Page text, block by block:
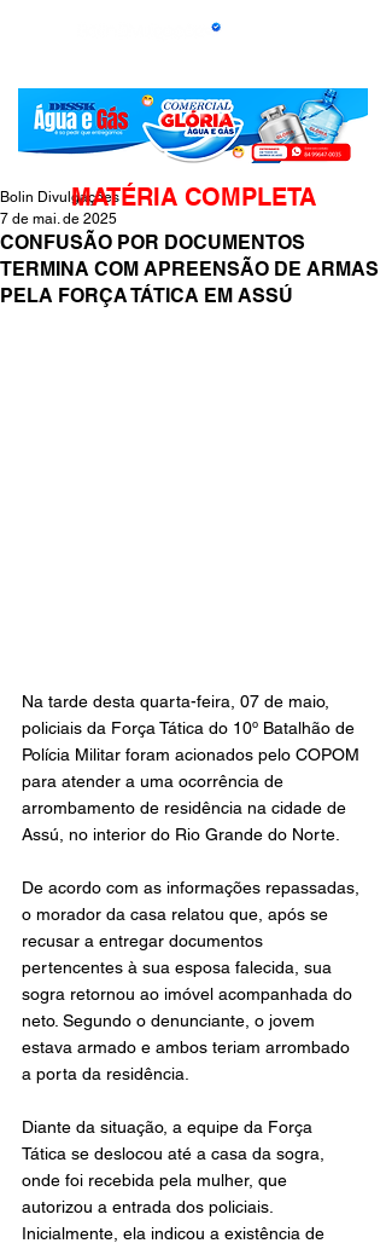
CONFUSÃO POR DOCUMENTOS
TERMINA COM APREENSÃO DE ARMAS
PELA FORÇA TÁTICA EM ASSÚ
Bolin Divulgações
7 de mai. de 2025
Na tarde desta quarta-feira, 07 de maio,
policiais da Força Tática do 10º Batalhão de
Polícia Militar foram acionados pelo COPOM
para atender a uma ocorrência de
arrombamento de residência na cidade de
Assú, no interior do Rio Grande do Norte.
De acordo com as informações repassadas,
o morador da casa relatou que, após se
recusar a entregar documentos
pertencentes à sua esposa falecida, sua
sogra retornou ao imóvel acompanhada do
neto. Segundo o denunciante, o jovem
estava armado e ambos teriam arrombado
a porta da residência.
Diante da situação, a equipe da Força
Tática se deslocou até a casa da sogra,
onde foi recebida pela mulher, que
autorizou a entrada dos policiais.
Inicialmente, ela indicou a existência de
MATÉRIA COMPLETA